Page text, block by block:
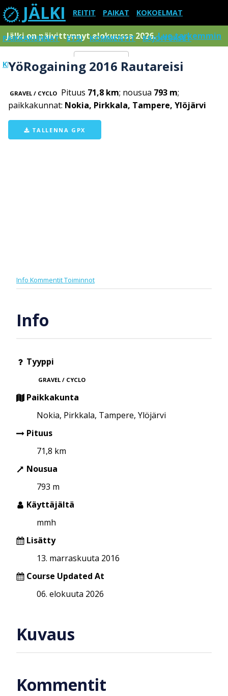
JÄLKI REITIT PAIKAT KOKOELMAT
PAIKKAKUNNAT ETSI KOMMENTIT RAJOITUKSET
KIRJAUDU SISÄÄN Menu
Jälki on päivittynnyt elokuussa 2026.Lue tarkemmin
YöRogaining 2016 Rautareisi
GRAVEL / CYCLO Pituus 71,8 km; nousua 793 m;
paikkakunnat: Nokia, Pirkkala, Tampere, Ylöjärvi
TALLENNA GPX
Info KommentitToiminnot
Info
Tyyppi
GRAVEL / CYCLO
Paikkakunta
Nokia, Pirkkala, Tampere, Ylöjärvi
Pituus
71,8 km
Nousua
793 m
Käyttäjältä
mmh
Lisätty
13. marraskuuta 2016
Course Updated At
06. elokuuta 2026
Kuvaus
Kommentit